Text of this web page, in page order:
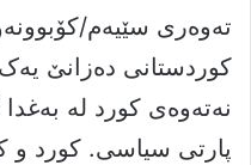
تەوەری سێیەم/
کوردستانى دەزانێ
نەتەوەى کورد لە
پارتى سیاسى. کورد و